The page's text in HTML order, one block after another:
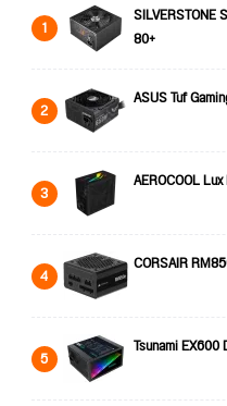
1
SILVERSTONE
80+
2 ASUS Tuf
3 AEROCOOL
4 CORSAIR
5 Tsunami EX600